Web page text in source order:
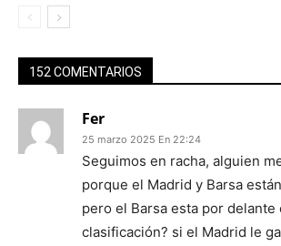
152 COMENTARIOS
Fer
25 marzo 2025 En 22:24
Seguimos en racha, alguien
porque el Madrid y Barsa
pero el Barsa esta por delante
clasificación? si el Madrid le